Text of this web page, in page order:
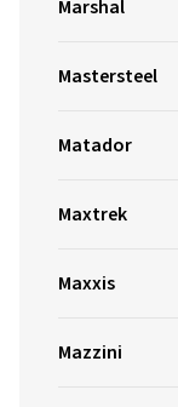
Marshal
Mastersteel
Matador
Maxtrek
Maxxis
Mazzini